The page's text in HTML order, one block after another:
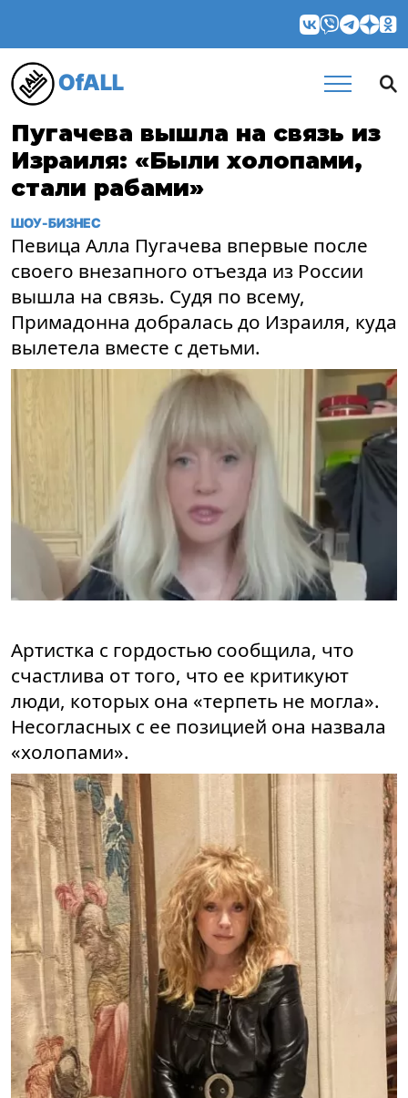
OfALL
Пугачева вышла на связь из
Израиля: «Были холопами,
стали рабами»
ШОУ-БИЗНЕС
Певица Алла Пугачева впервые после
своего внезапного отъезда из России
вышла на связь. Судя по всему,
Примадонна добралась до Израиля, куда
вылетела вместе с детьми.
Артистка с гордостью сообщила, что
счастлива от того, что ее критикуют
люди, которых она «терпеть не могла».
Несогласных с ее позицией она назвала
«холопами».